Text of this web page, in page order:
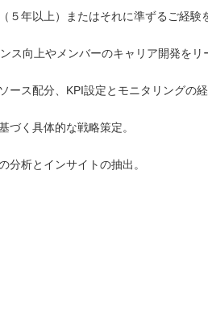
５年以上）またはそれに準ずるご経験
ス向上やメンバーのキャリア開発をリ
ース配分、KPI設定とモニタリングの経
づく具体的な戦略策定。
分析とインサイトの抽出。